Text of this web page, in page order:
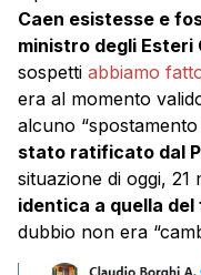
Caen esistesse e
ministro degli Esteri
sospetti abbiamo
era al momento
alcuno
stato ratificato dal
situazione di oggi, 21
identica a quella del
dubbio non era